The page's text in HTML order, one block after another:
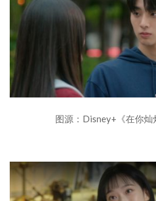
图源：Disney+《在你灿